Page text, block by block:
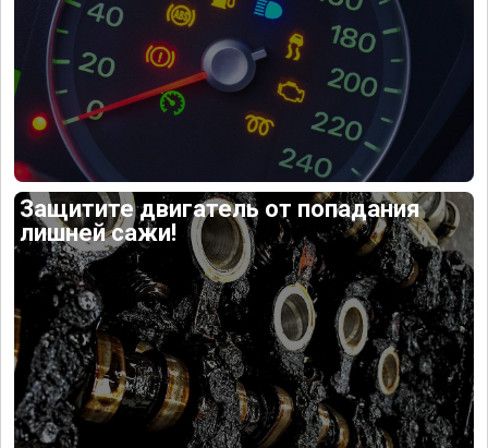
Защитите двигатель от попадания
лишней сажи!